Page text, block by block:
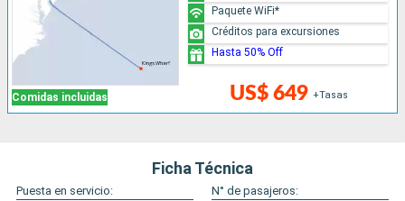
Comidas incluidas US$ 649 +Tasas
Paquete WiFi*
Créditos para excursiones
Hasta 50% Off
Ficha Técnica
Puesta en servicio:
N° de pasajeros: